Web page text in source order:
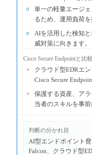
○
単一の軽量エージ
るため、運用負荷を
○
AIを活用した検知
威対策に向きます。
Cisco Secure Endpointと比
×
クラウド型EDRエ
Cisco Secure
×
保護する資産、ア
当者のスキルを事
判断の分かれ目
AI型エンドポイント
Falcon、クラウド型